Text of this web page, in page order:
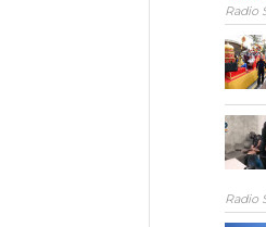
Radio
Radio